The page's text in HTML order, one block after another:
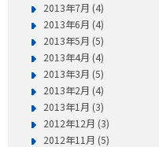
2013年7月 (4)
2013年6月 (4)
2013年5月 (5)
2013年4月 (4)
2013年3月 (5)
2013年2月 (4)
2013年1月 (3)
2012年12月 (3)
2012年11月 (5)